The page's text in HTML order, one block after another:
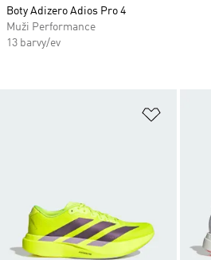
Boty Adizero Adios Pro 4
Muži Performance
13 barvy/ev